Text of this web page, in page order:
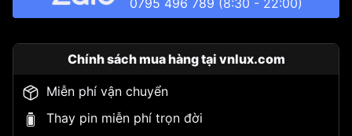
0795 496 789 (8:30 - 22:00)
Chính sách mua hàng tại vnlux.com
Miễn phí vận chuyển
Thay pin miễn phí trọn đời